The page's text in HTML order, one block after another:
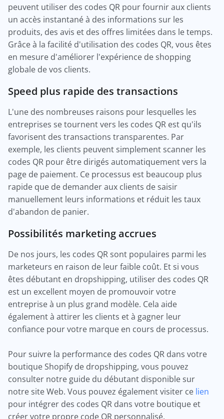
peuvent utiliser des codes QR pour fournir aux clients
un accès instantané à des informations sur les
produits, des avis et des offres limitées dans le temps.
Grâce à la facilité d'utilisation des codes QR, vous êtes
en mesure d'améliorer l'expérience de shopping
globale de vos clients.
Speed plus rapide des transactions
L'une des nombreuses raisons pour lesquelles les
entreprises se tournent vers les codes QR est qu'ils
favorisent des transactions transparentes. Par
exemple, les clients peuvent simplement scanner les
codes QR pour être dirigés automatiquement vers la
page de paiement. Ce processus est beaucoup plus
rapide que de demander aux clients de saisir
manuellement leurs informations et réduit les taux
d'abandon de panier.
Possibilités marketing accrues
De nos jours, les codes QR sont populaires parmi les
marketeurs en raison de leur faible coût. Et si vous
êtes débutant en dropshipping, utiliser des codes QR
est un excellent moyen de promouvoir votre
entreprise à un plus grand modèle. Cela aide
également à attirer les clients et à gagner leur
confiance pour votre marque en cours de processus.
Pour suivre la performance des codes QR dans votre
boutique Shopify de dropshipping, vous pouvez
consulter notre guide du débutant disponible sur
notre site Web. Vous pouvez également visiter ce lien
pour intégrer des codes QR dans votre boutique et
créer votre propre code QR personnalisé.